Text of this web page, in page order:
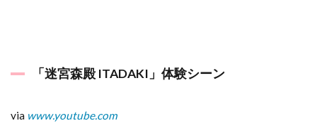
「迷宮森殿 ITADAKI」体験シーン
via www.youtube.com